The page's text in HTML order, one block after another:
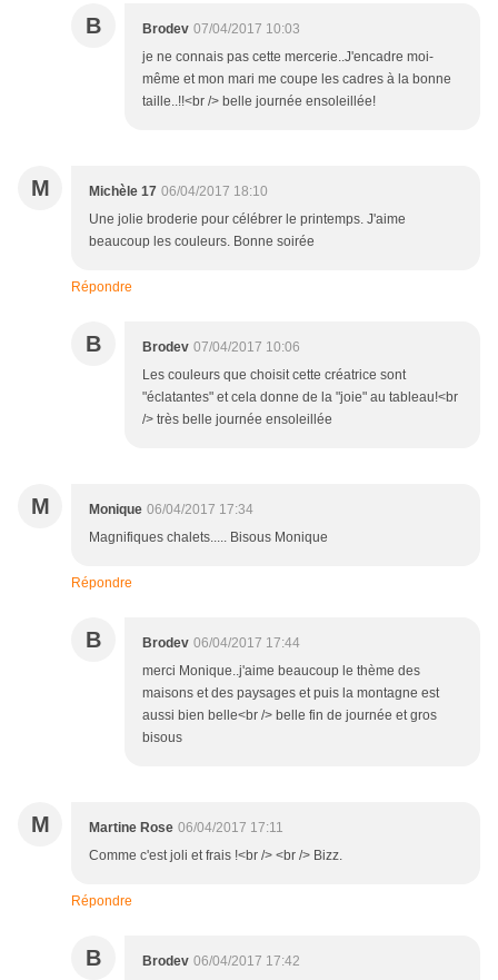
B Brodev 07/04/2017 10:03
je ne connais pas cette mercerie..J'encadre moi-
même et mon mari me coupe les cadres à la bonne
taille..!!<br /> belle journée ensoleillée!
M Michèle 17 06/04/2017 18:10
Une jolie broderie pour célébrer le printemps. J'aime
beaucoup les couleurs. Bonne soirée
Répondre
B Brodev 07/04/2017 10:06
Les couleurs que choisit cette créatrice sont
"éclatantes" et cela donne de la "joie" au tableau!<br
/> très belle journée ensoleillée
M Monique 06/04/2017 17:34
Magnifiques chalets..... Bisous Monique
Répondre
B Brodev 06/04/2017 17:44
merci Monique..j'aime beaucoup le thème des
maisons et des paysages et puis la montagne est
aussi bien belle<br /> belle fin de journée et gros
bisous
M Martine Rose 06/04/2017 17:11
Comme c'est joli et frais !<br /> <br /> Bizz.
Répondre
B Brodev 06/04/2017 17:42